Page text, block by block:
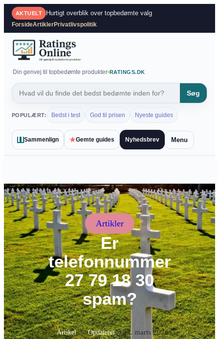
Spring
indhold
AKTUELT Hurtigt overblik over topbedømte valg
ForsideArtiklerPrivatlivspolitik
Din genvej til topbedømte produkter RATINGS.DK
Søg
POPULÆRT: Bedst i test God til prisen Nyeste guides
Sammenlign ★Gemte guides Nyhedsbrev Menu
Artikler
Er
telefonnummer
27 79 18 30
spam?
Artikel Opdateret: 25. marts 2026